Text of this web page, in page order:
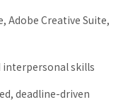
Adobe Creative Suite,
skills
deadline-driven